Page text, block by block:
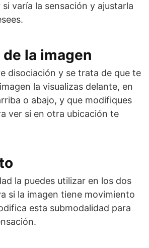
varía la sensación y ajustarla
la imagen
disociación y se trata de que te
la visualizas delante, en
o abajo, y que modifiques
ver si en otra ubicación te
la puedes utilizar en los dos
si la imagen tiene movimiento
esta submodalidad para